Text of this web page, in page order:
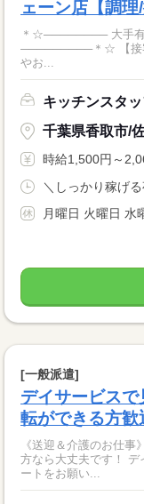
ェーン店【調理/
＊☆──────── 大手有
─────────＊☆ 【接客業務】 ・券売機からの注文確認 ・サラダ
やお...
キッチンスタ
千葉県香取市/
時給1,500円～
＼しっかり稼げ
月曜日 火曜日 水
[一般派遣]
デイサービス
転ができる方歓
《送迎＆介護のお仕事》 送迎はご近所中心◎ 日常生活で運転をする
方なら大丈夫です！ デイサービスで、 利用者さんの日常生活の サポ
ートをお願い...